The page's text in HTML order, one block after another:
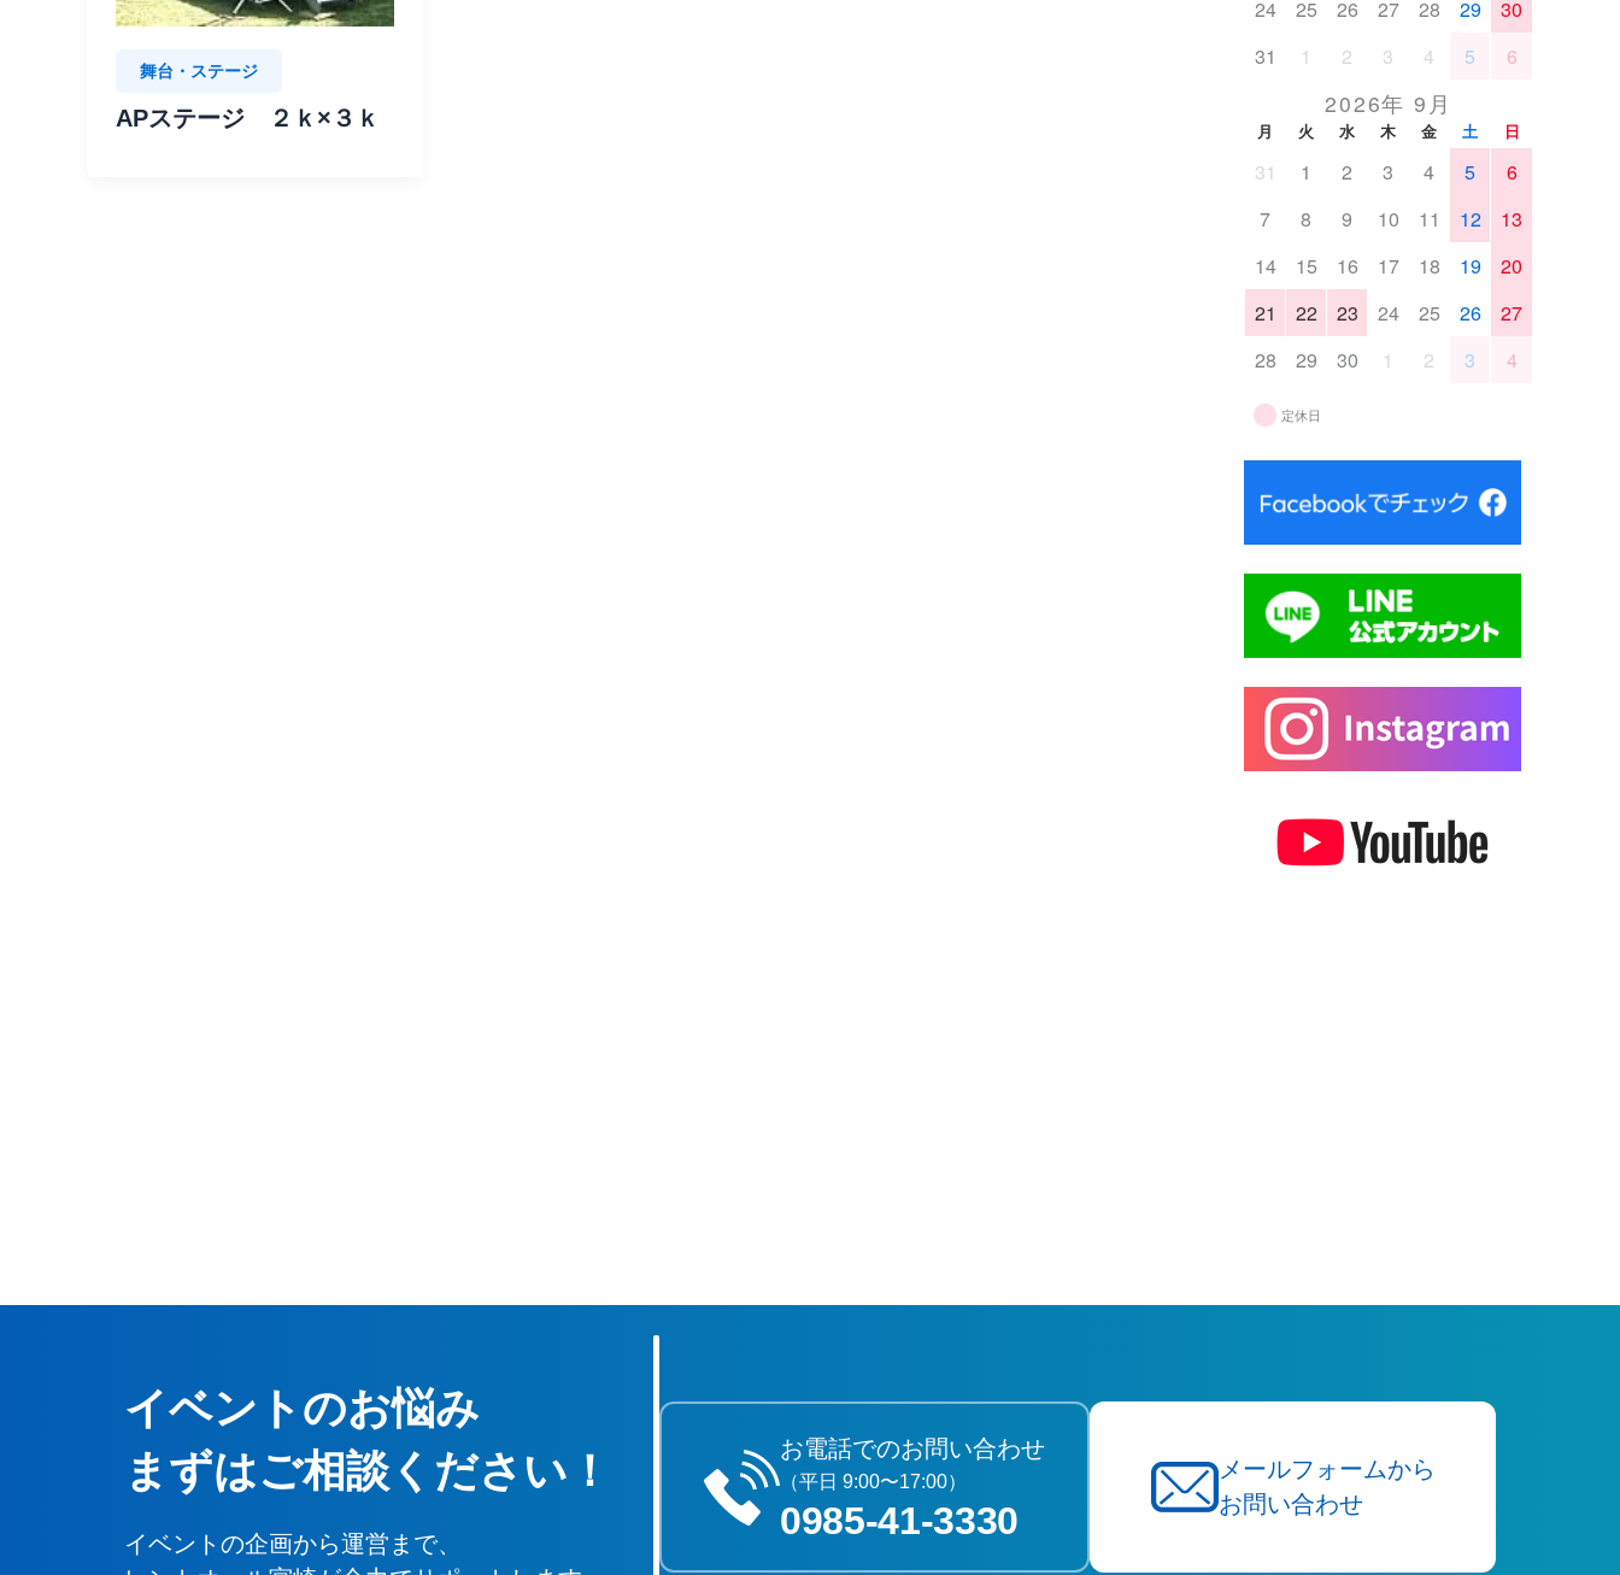
舞台・ステージ
APステージ ２ｋ×３ｋ
24
25 26 27 28 29
30
31
1 2 3 4 5 6
2026年 9月
月 火 水 木 金 土 日
31 1 2 3 4 5
6
7
8 9 10 11 12
13
14
15 16 17 18 19
20
21
22 23 24 25 26
27
28
29 30 1 2 3 4
定休日
イベントのお悩み
まずはご相談ください！
イベントの企画から運営まで、
お電話でのお問い合わせ
（平日 9:00〜17:00）
0985‐41‐3330
メールフォームから
お問い合わせ